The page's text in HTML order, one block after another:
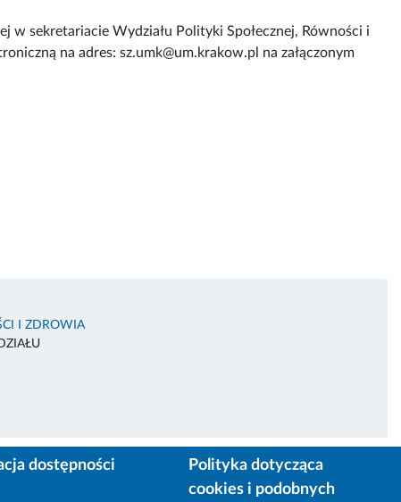
w sekretariacie Wydziału Polityki Społecznej, Równości i
na adres: sz.umk@um.krakow.pl na załączonym
I ZDROWIA
dostępności
Polityka dotycząca
cookies i podobnych